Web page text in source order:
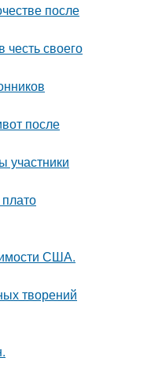
после
своего
после
участники
США.
творений